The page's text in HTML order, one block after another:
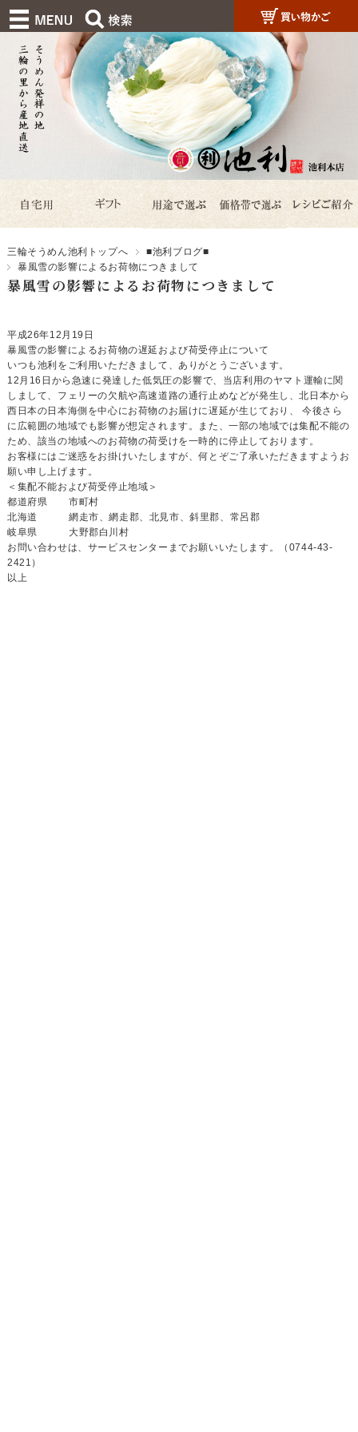
三輪そうめん池利トップへ
■池利ブログ■
暴風雪の影響によるお荷物につきまして
暴風雪の影響によるお荷物につきまして
平成26年12月19日
暴風雪の影響によるお荷物の遅延および荷受停止について
いつも池利をご利用いただきまして、ありがとうございます。
12月16日から急速に発達した低気圧の影響で、当店利用のヤマト運輸に関
しまして、フェリーの欠航や高速道路の通行止めなどが発生し、北日本から
西日本の日本海側を中心にお荷物のお届けに遅延が生じており、 今後さら
に広範囲の地域でも影響が想定されます。また、一部の地域では集配不能の
ため、該当の地域へのお荷物の荷受けを一時的に停止しております。
お客様にはご迷惑をお掛けいたしますが、何とぞご了承いただきますようお
願い申し上げます。
＜集配不能および荷受停止地域＞
都道府県
市町村
北海道
網走市、網走郡、北見市、斜里郡、常呂郡
岐阜県
大野郡白川村
お問い合わせは、サービスセンターまでお願いいたします。（0744-43-
2421）
以上